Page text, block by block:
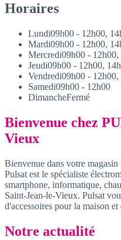
Horaires
Lundi09h00 - 12h00,
Mardi09h00 - 12h00,
Mercredi09h00 -
Jeudi09h00 - 12h00,
Vendredi09h00 -
Samedi09h00 - 12h00
DimancheFermé
Bienvenue chez
Vieux
Bienvenue dans votre
Pulsat est le spécialiste
smartphone, informatique,
Saint-Jean-le-Vieux. Pulsat
d'accessoires pour la maison
Notre actualité